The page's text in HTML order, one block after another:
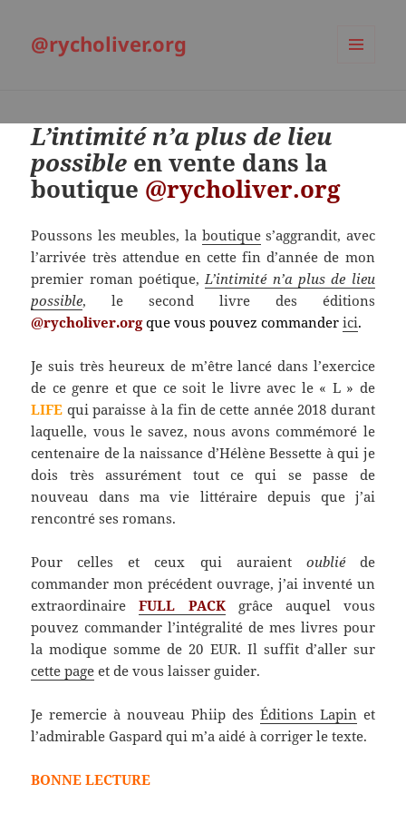
@rycholiver.org
L’intimité n’a plus de lieu
possible en vente dans la
boutique @rycholiver.org
Poussons les meubles, la boutiques’aggrandit, avec
l’arrivée très attendue en cette fin d’année de mon
premier roman poétique, L’intimité n’a plus de lieu
possible, le second livre des éditions
@rycholiver.orgque vous pouvez commanderici.
Je suis très heureux de m’être lancé dans l’exercice
de ce genre et que ce soit le livre avec le « L » de
LIFE qui paraisse à la fin de cette année 2018 durant
laquelle, vous le savez, nous avons commémoré le
centenaire de la naissance d’Hélène Bessette à qui je
dois très assurément tout ce qui se passe de
nouveau dans ma vie littéraire depuis que j’ai
rencontré ses romans.
Pour celles et ceux qui auraient oubliéde
commander mon précédent ouvrage, j’ai inventé un
extraordinaireFULL PACKgrâce auquel vous
pouvez commander l’intégralité de mes livres pour
la modique somme de 20 EUR. Il suffit d’aller sur
cette page et de vous laisser guider.
Je remercie à nouveau Phiip des Éditions Lapin et
l’admirable Gaspard qui m’a aidé à corriger le texte.
BONNE LECTURE